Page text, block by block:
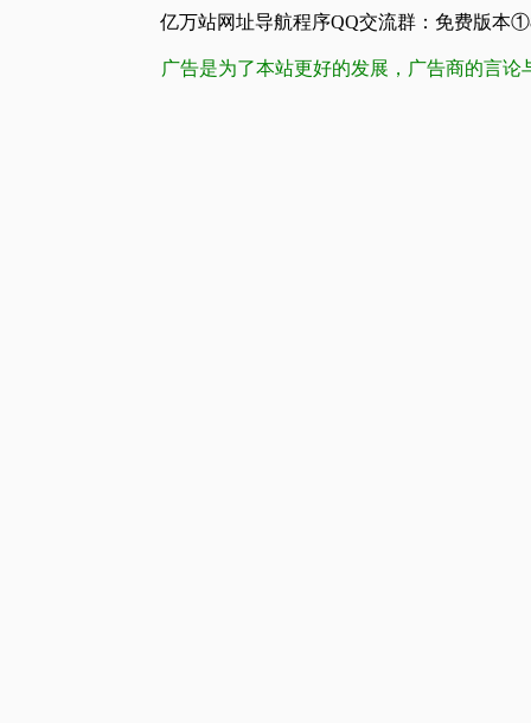
亿万站网址导航程序QQ交流群：免费版本
广告是为了本站更好的发展，广告商的言